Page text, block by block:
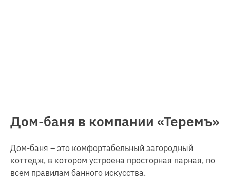
Дом-баня в компании «Теремъ»
Дом-баня – это комфортабельный загородный
коттедж, в котором устроена просторная парная, по
всем правилам банного искусства.